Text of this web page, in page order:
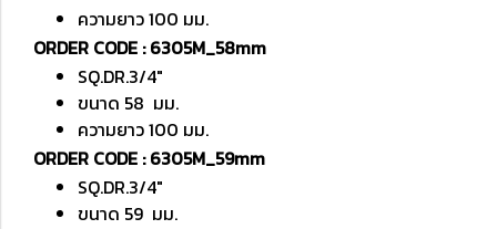
ความยาว 100 มม.
ORDER CODE : 6305M_58mm
SQ.DR.3/4"
ขนาด 58 มม.
ความยาว 100 มม.
ORDER CODE : 6305M_59mm
SQ.DR.3/4"
ขนาด 59 มม.